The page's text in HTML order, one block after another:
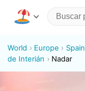
World Europe Spain
de Interián
Nadar